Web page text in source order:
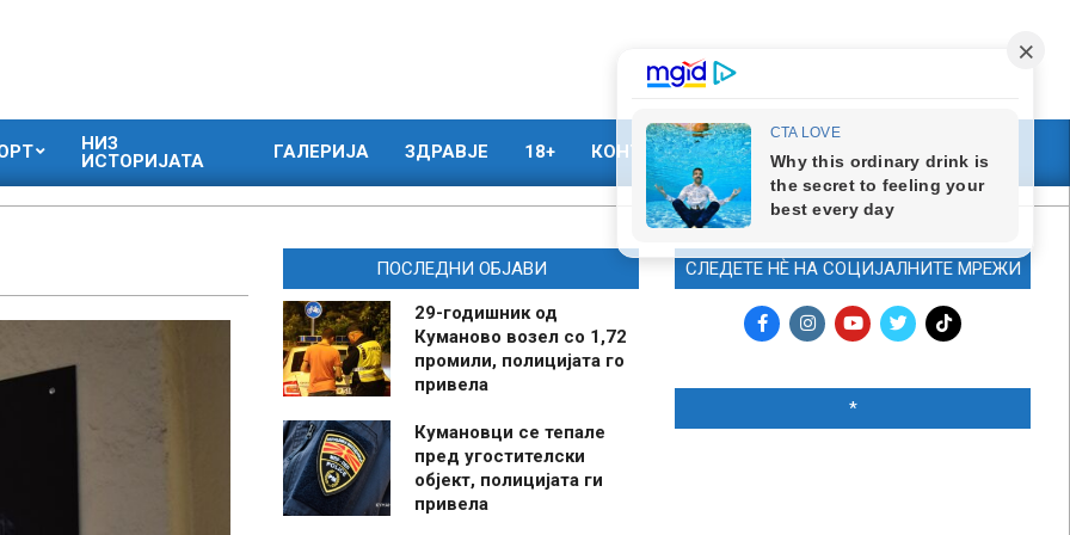
НИЗ
ИСТОРИЈАТА
ГАЛЕРИЈА ЗДРАВЈЕ 18+ КОНТАКТ МАРКЕТИНГ
ПОСЛЕДНИ ОБЈАВИ
29-годишник од
Куманово возел со 1,72
промили, полицијата го
привела
Кумановци се тепале
пред угостителски
објект, полицијата ги
привела
СЛЕДЕТЕ НЀ НА СОЦИЈАЛНИТЕ МРЕЖИ
*